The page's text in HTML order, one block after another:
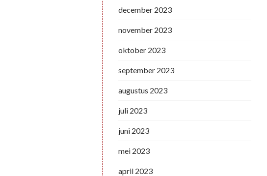
december 2023
november 2023
oktober 2023
september 2023
augustus 2023
juli 2023
juni 2023
mei 2023
april 2023